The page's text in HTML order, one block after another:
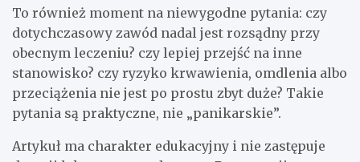
To również moment na niewygodne pytania: czy
dotychczasowy zawód nadal jest rozsądny przy
obecnym leczeniu? czy lepiej przejść na inne
stanowisko? czy ryzyko krwawienia, omdlenia albo
przeciążenia nie jest po prostu zbyt duże? Takie
pytania są praktyczne, nie „panikarskie”.
Artykuł ma charakter edukacyjny i nie zastępuje